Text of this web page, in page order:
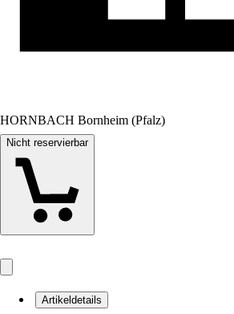
HORNBACH Bornheim (Pfalz)
Nicht reservierbar
Artikeldetails